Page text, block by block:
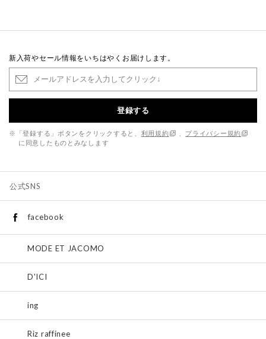
新入荷やセール情報をいちはやくお届けします。
登録する
※「登録する」ボタンをクリックすると、 利用規約
プライバシー規約
に同意したものとみなします
公式SNS
facebook
MODE ET JACOMO
D'ICI
ing
Riz raffinee